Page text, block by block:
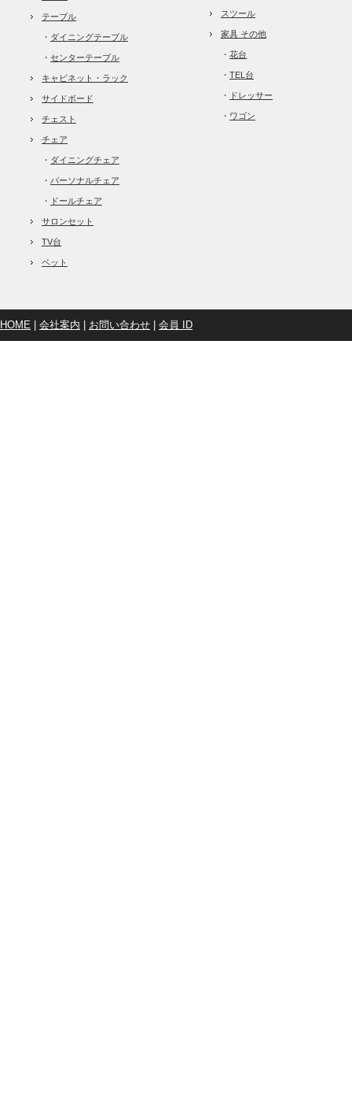
テーブル
・ ダイニングテーブル
・ センターテーブル
キャビネット・ラック
サイドボード
チェスト
チェア
・ ダイニングチェア
・ パーソナルチェア
・ ドールチェア
サロンセット
TV台
ベット
スツール
家具 その他
・ 花台
・ TEL台
・ ドレッサー
・ ワゴン
HOME 会社案内 お問い合わせ 会員 ID